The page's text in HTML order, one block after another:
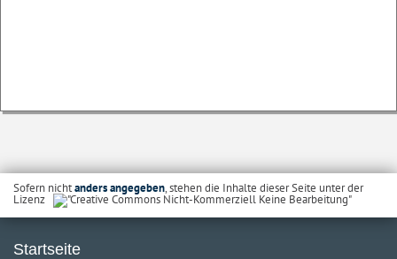
Sofern nichtanders angegeben, stehen die Inhalte dieser Seite unter der
Lizenz
Startseite